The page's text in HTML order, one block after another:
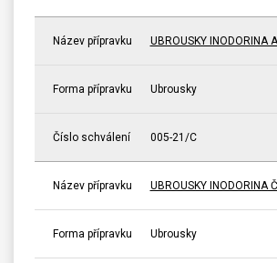
Název přípravku UBROUSKY INODORINA
Forma přípravku Ubrousky
Číslo schválení 005-21/C
Název přípravku UBROUSKY INODORINA
Forma přípravku Ubrousky